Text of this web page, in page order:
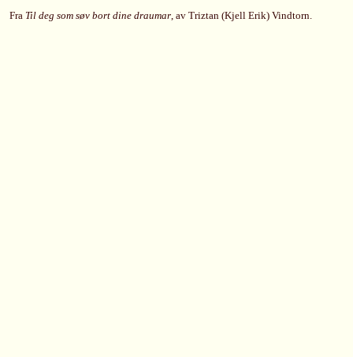
Fra Til deg som søv bort dine draumar, av Triztan (Kjell Erik) Vindtorn.